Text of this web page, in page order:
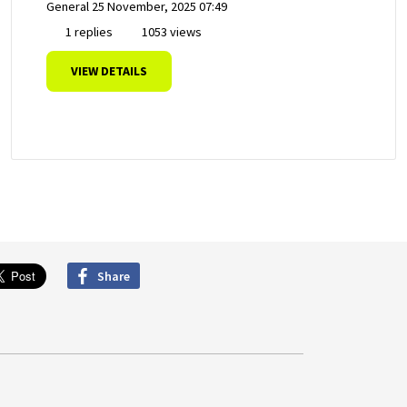
General 25 November, 2025 07:49
1 replies
1053 views
VIEW DETAILS
Share